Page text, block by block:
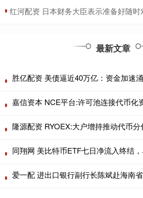
红河配资 日本财务大臣表示准备好随
最新文章
胜亿配资 美债逼近40万亿：资金加速
嘉信资本 NCE平台:许可池连接代币化
隆源配资 RYOEX:大户增持推动代币分
同翔网 美比特币ETF七日净流入终结
爱一配 进出口银行副行长陈斌赴海南